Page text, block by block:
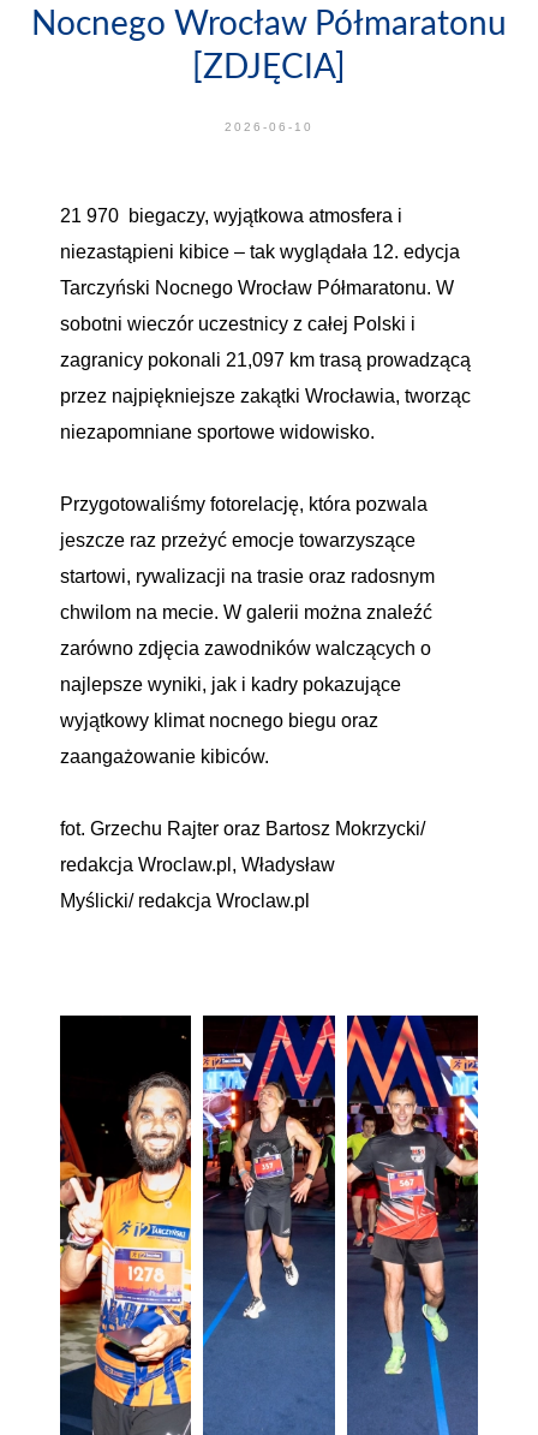
Nocnego Wrocław Półmaratonu
[ZDJĘCIA]
2026-06-10
21 970 biegaczy, wyjątkowa atmosfera i
niezastąpieni kibice – tak wyglądała 12. edycja
Tarczyński Nocnego Wrocław Półmaratonu. W
sobotni wieczór uczestnicy z całej Polski i
zagranicy pokonali 21,097 km trasą prowadzącą
przez najpiękniejsze zakątki Wrocławia, tworząc
niezapomniane sportowe widowisko.
Przygotowaliśmy fotorelację, która pozwala
jeszcze raz przeżyć emocje towarzyszące
startowi, rywalizacji na trasie oraz radosnym
chwilom na mecie. W galerii można znaleźć
zarówno zdjęcia zawodników walczących o
najlepsze wyniki, jak i kadry pokazujące
wyjątkowy klimat nocnego biegu oraz
zaangażowanie kibiców.
fot. Grzechu Rajter oraz Bartosz Mokrzycki/
redakcja Wroclaw.pl, Władysław
Myślicki/ redakcja Wroclaw.pl